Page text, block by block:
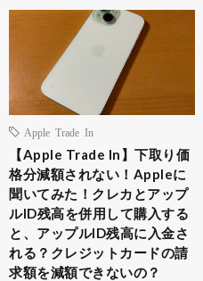
Apple Trade In
【Apple Trade In】下取り価
格分減額されない！Appleに
聞いてみた！クレカとアップ
ルID残高を併用して購入する
と、アップルID残高に入金さ
れる？クレジットカードの請
求額を減額できないの？